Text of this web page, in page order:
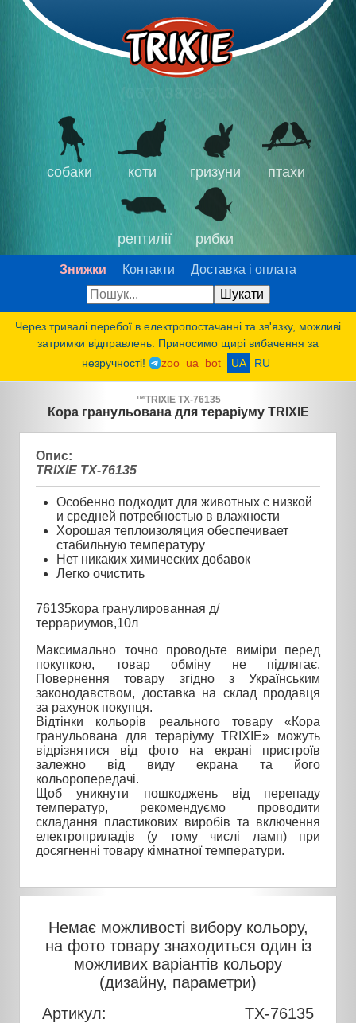
(067) 3878-300
собаки коти гризуни птахи
рептилії рибки
Знижки Контакти Доставка і оплата
Через тривалі перебої в електропостачанні та зв'язку, можливі
затримки відправлень. Приносимо щирі вибачення за
незручності!
zoo_ua_bot UA RU
™TRIXIE TX-76135
Кора гранульована для тераріуму TRIXIE
Опис:
TRIXIE TX-76135
Особенно подходит для животных с низкой
и средней потребностью в влажности
Хорошая теплоизоляция обеспечивает
стабильную температуру
Нет никаких химических добавок
Легко очистить
76135кора гранулированная д/
террариумов,10л
Максимально точно проводьте виміри перед
покупкою, товар обміну не підлягає.
Повернення товару згідно з Українським
законодавством, доставка на склад продавця
за рахунок покупця.
Відтінки кольорів реального товару «Кора
гранульована для тераріуму TRIXIE» можуть
відрізнятися від фото на екрані пристроїв
залежно від виду екрана та його
кольоропередачі.
Щоб уникнути пошкоджень від перепаду
температур, рекомендуємо проводити
складання пластикових виробів та включення
електроприладів (у тому числі ламп) при
досягненні товару кімнатної температури.
Немає можливості вибору кольору,
на фото товару знаходиться один із
можливих варіантів кольору
(дизайну, параметри)
Артикул:
TX-76135